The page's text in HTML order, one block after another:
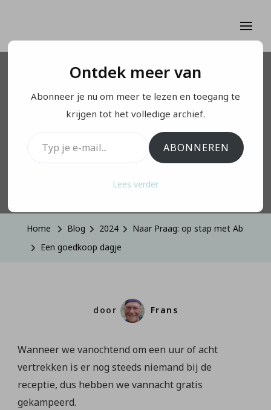
NAAR PRAAG: OP STAP MET AB
Een goedkoop dagje
Home Blog 2024
Naar Praag: op stap met Ab
Een goedkoop dagje
door Frans
Wanneer we vanochtend om een uur of acht
vertrekken is er nog steeds niemand bij de
receptie, dus hebben we vannacht gratis
gekampeerd.
Ontdek meer van
Abonneer je nu om meer te lezen en toegang te
krijgen tot het volledige archief.
Typ je e-mail...
ABONNEREN
Lees verder